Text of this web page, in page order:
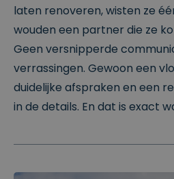
laten renoveren, wisten ze
wouden een partner die ze
Geen versnipperde
verrassingen. Gewoon een
duidelijke afspraken en een
in de details. En dat is exact